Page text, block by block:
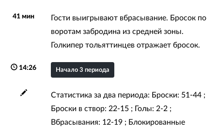
41 мин
Гости выигрывают вбрасывание. Бросок по
воротам забродина из средней зоны.
Голкипер тольяттинцев отражает бросок.
14:26 Начало 3 периода
Статистика за два периода: Броски: 51-44 ;
Броски в створ: 22-15 ; Голы: 2-2 ;
Вбрасывания: 12-19 ; Блокированные